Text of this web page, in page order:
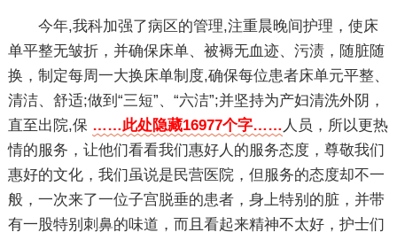
今年,我科加强了病区的管理,注重晨晚间护理，使床
单平整无皱折，并确保床单、被褥无血迹、污渍，随脏随
换，制定每周一大换床单制度,确保每位患者床单元平整、
清洁、舒适;做到“三短”、“六洁”;并坚持为产妇清洗外阴，
直至出院,保 ……此处隐藏16977个字…… 人员，所以更热
情的服务，让他们看看我们惠好人的服务态度，尊敬我们
惠好的文化，我们虽说是民营医院，但服务的态度却不一
般，一次来了一位子宫脱垂的患者，身上特别的脏，并带
有一股特别刺鼻的味道，而且看起来精神不太好，护士们